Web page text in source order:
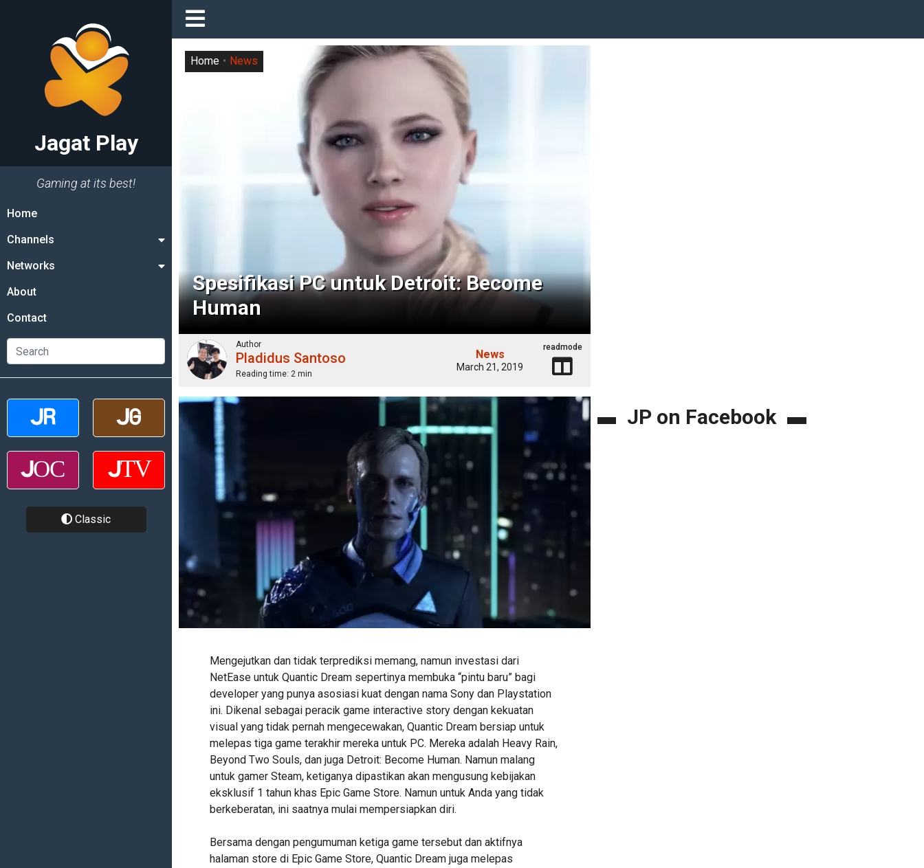
Jagat Play
Gaming at its best!
Home
Channels
Networks
About
Contact
Classic
Spesifikasi PC untuk Detroit: Become
Human
Home News
Author
Pladidus Santoso
Reading time: 2 min
News
March 21, 2019
readmode
Mengejutkan dan tidak terprediksi memang, namun investasi dari
NetEase untuk Quantic Dream sepertinya membuka “pintu baru” bagi
developer yang punya asosiasi kuat dengan nama Sony dan Playstation
ini. Dikenal sebagai peracik game interactive story dengan kekuatan
visual yang tidak pernah mengecewakan, Quantic Dream bersiap untuk
melepas tiga game terakhir mereka untuk PC. Mereka adalah Heavy Rain,
Beyond Two Souls, dan juga Detroit: Become Human. Namun malang
untuk gamer Steam, ketiganya dipastikan akan mengusung kebijakan
eksklusif 1 tahun khas Epic Game Store. Namun untuk Anda yang tidak
berkeberatan, ini saatnya mulai mempersiapkan diri.
Bersama dengan pengumuman ketiga game tersebut dan aktifnya
halaman store di Epic Game Store, Quantic Dream juga melepas
JP on Facebook